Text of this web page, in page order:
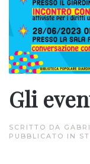
Gli
SCRITTO DA
PUBBLICATO IN